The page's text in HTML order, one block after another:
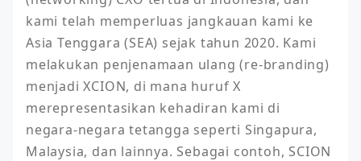
kami telah memperluas jangkauan kami ke
Asia Tenggara (SEA) sejak tahun 2020. Kami
melakukan penjenamaan ulang (re-branding)
menjadi XCION, di mana huruf X
merepresentasikan kehadiran kami di
negara-negara tetangga seperti Singapura,
Malaysia, dan lainnya. Sebagai contoh, SCION